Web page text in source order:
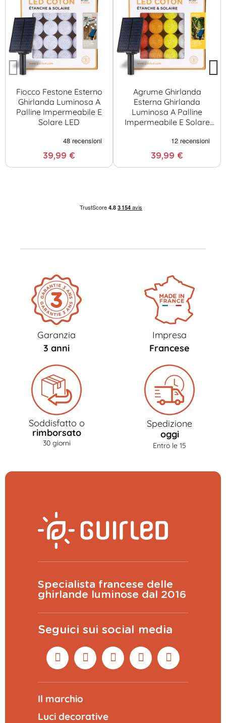
Fiocco Festone Esterno
Ghirlanda Luminosa A
Palline Impermeabile E
Solare LED
39,99 €
Agrume Ghirlanda
Esterna Ghirlanda
Luminosa A Palline
Impermeabile E Solare
39,99 €
Garanzia
3 anni
Impresa
Francese
Soddisfatto o
rimborsato
30 giorni
Spedizione
oggi
Entro le 15
Specialista francese delle
ghirlande luminose dal 2016
Seguici sui social media
Il marchio
Luci decorative